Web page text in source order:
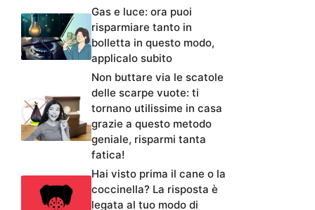
Gas e luce: ora puoi
risparmiare tanto in
bolletta in questo modo,
applicalo subito
Non buttare via le scatole
delle scarpe vuote: ti
tornano utilissime in casa
grazie a questo metodo
geniale, risparmi tanta
fatica!
Hai visto prima il cane o la
coccinella? La risposta è
legata al tuo modo di